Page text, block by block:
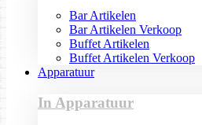
Bar Artikelen
Bar Artikelen Verkoop
Buffet Artikelen
Buffet Artikelen Verkoop
Apparatuur
In Apparatuur